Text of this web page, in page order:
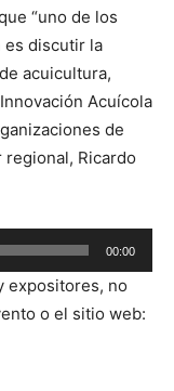
“uno de los
discutir la
acuicultura,
Acuícola
de
Ricardo
00:00
expositores, no
o el sitio web: